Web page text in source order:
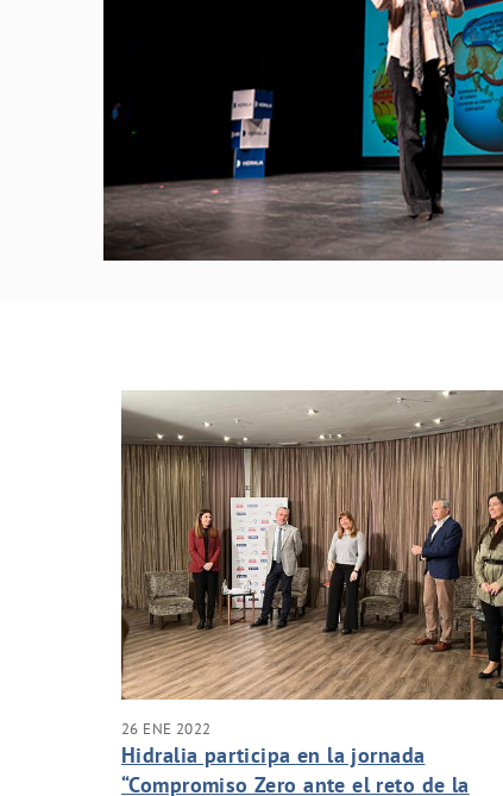
26 ENE 2022
Hidralia participa en la jornada
“Compromiso Zero ante el reto de la